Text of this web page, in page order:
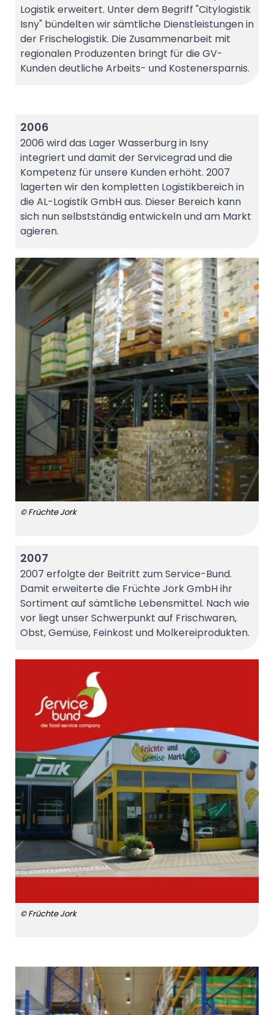
Logistik erweitert. Unter dem Begriff "Citylogistik
Isny" bündelten wir sämtliche Dienstleistungen in
der Frischelogistik. Die Zusammenarbeit mit
regionalen Produzenten bringt für die GV-
Kunden deutliche Arbeits- und Kostenersparnis.
2006
2006 wird das Lager Wasserburg in Isny
integriert und damit der Servicegrad und die
Kompetenz für unsere Kunden erhöht. 2007
lagerten wir den kompletten Logistikbereich in
die AL-Logistik GmbH aus. Dieser Bereich kann
sich nun selbstständig entwickeln und am Markt
agieren.
© Früchte Jork
2007
2007 erfolgte der Beitritt zum Service-Bund.
Damit erweiterte die Früchte Jork GmbH ihr
Sortiment auf sämtliche Lebensmittel. Nach wie
vor liegt unser Schwerpunkt auf Frischwaren,
Obst, Gemüse, Feinkost und Molkereiprodukten.
© Früchte Jork